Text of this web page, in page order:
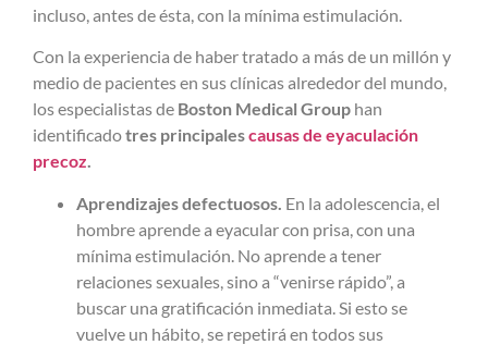
incluso, antes de ésta, con la mínima estimulación.
Con la experiencia de haber tratado a más de un millón y
medio de pacientes en sus clínicas alrededor del mundo,
los especialistas de Boston Medical Group han
identificadotres principalescausas de eyaculación
precoz.
Aprendizajes defectuosos. En la adolescencia, el
hombre aprende a eyacular con prisa, con una
mínima estimulación. No aprende a tener
relaciones sexuales, sino a “venirse rápido”, a
buscar una gratificación inmediata. Si esto se
vuelve un hábito, se repetirá en todos sus